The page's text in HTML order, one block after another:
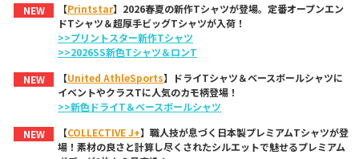
NEW
【Printstar】2026春夏の新作Tシャツが登場。定番オープンエン
ドTシャツ＆超厚手ビッグTシャツが入荷！
>>プリントスター新作Tシャツ
>>2026SS新色Tシャツ＆ロンT
NEW
【United AthleSports】ドライTシャツ＆ベースボールシャツに
イベントやクラスTに人気のカモ柄登場！
>>新色ドライT＆ベースボールシャツ
NEW
【COLLECTIVE J+】職人技が息づく日本製プレミアムTシャツが登
場！素材の良さと計算し尽くされたシルエットで魅せるプレミアム